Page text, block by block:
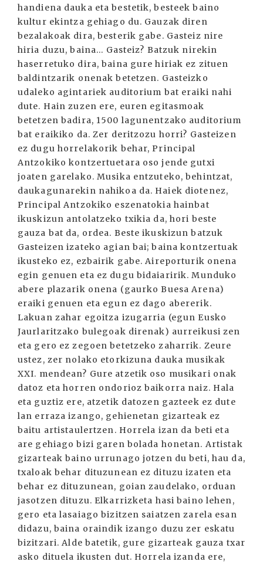
handiena dauka eta bestetik, besteek baino
kultur ekintza gehiago du. Gauzak diren
bezalakoak dira, besterik gabe. Gasteiz nire
hiria duzu, baina... Gasteiz? Batzuk nirekin
haserretuko dira, baina gure hiriak ez zituen
baldintzarik onenak betetzen. Gasteizko
udaleko agintariek auditorium bat eraiki nahi
dute. Hain zuzen ere, euren egitasmoak
betetzen badira, 1500 lagunentzako auditorium
bat eraikiko da. Zer deritzozu horri? Gasteizen
ez dugu horrelakorik behar, Principal
Antzokiko kontzertuetara oso jende gutxi
joaten garelako. Musika entzuteko, behintzat,
daukagunarekin nahikoa da. Haiek diotenez,
Principal Antzokiko eszenatokia hainbat
ikuskizun antolatzeko txikia da, hori beste
gauza bat da, ordea. Beste ikuskizun batzuk
Gasteizen izateko agian bai; baina kontzertuak
ikusteko ez, ezbairik gabe. Aireporturik onena
egin genuen eta ez dugu bidaiaririk. Munduko
abere plazarik onena (gaurko Buesa Arena)
eraiki genuen eta egun ez dago abererik.
Lakuan zahar egoitza izugarria (egun Eusko
Jaurlaritzako bulegoak direnak) aurreikusi zen
eta gero ez zegoen betetzeko zaharrik. Zeure
ustez, zer nolako etorkizuna dauka musikak
XXI. mendean? Gure atzetik oso musikari onak
datoz eta horren ondorioz baikorra naiz. Hala
eta guztiz ere, atzetik datozen gazteek ez dute
lan erraza izango, gehienetan gizarteak ez
baitu artistaulertzen. Horrela izan da beti eta
are gehiago bizi garen bolada honetan. Artistak
gizarteak baino urrunago jotzen du beti, hau da,
txaloak behar dituzunean ez dituzu izaten eta
behar ez dituzunean, goian zaudelako, orduan
jasotzen dituzu. Elkarrizketa hasi baino lehen,
gero eta lasaiago bizitzen saiatzen zarela esan
didazu, baina oraindik izango duzu zer eskatu
bizitzari. Alde batetik, gure gizarteak gauza txar
asko dituela ikusten dut. Horrela izanda ere,